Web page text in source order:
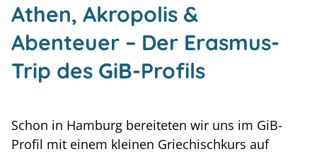
Athen, Akropolis &
Abenteuer – Der Erasmus-
Trip des GiB-Profils
Schon in Hamburg bereiteten wir uns im GiB-
Profil mit einem kleinen Griechischkurs auf